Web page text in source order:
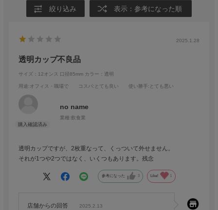
絞り込み 表示：参考になった順
2025.1.28
透明カップ不良品
サイズ：12オンス 口径85mm カラー：透明
用途:オフィス・職場で コスパ:とても良い 使い勝手 :とても悪い
no name
業種:飲食業
透明カップですが、2枚重なって、くっついて外せません。
それが1つや2つではなく、いくつもあります。残念
参考になった 3 Like! 1
店舗からの回答 2025.2.13